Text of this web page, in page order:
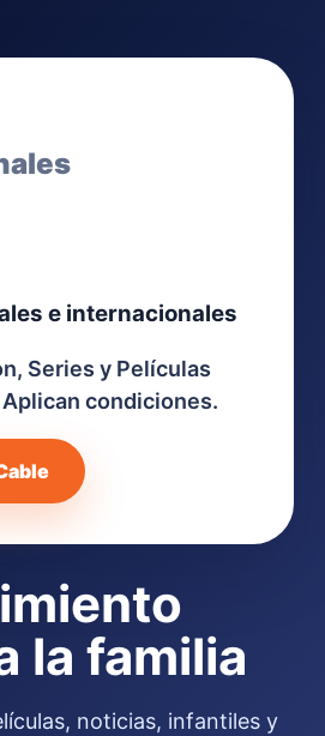
e internacionales
Series y Películas
condiciones.
la familia
noticias, infantiles y